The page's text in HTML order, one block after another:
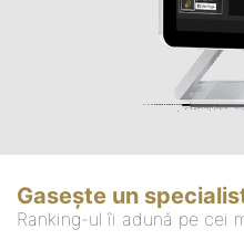
Gasește un
Ranking-ul îi adună pe cei